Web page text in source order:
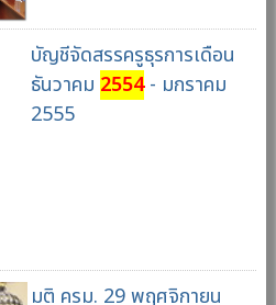
บัญชีจัดสรรครูธุรการเดือน
ธันวาคม 2554- มกราคม
2555
มติ ครม. 29 พฤศจิกายน